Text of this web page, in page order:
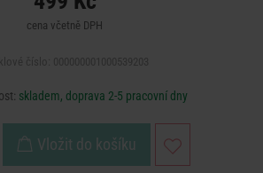
cena včetně DPH
skladem, doprava 2-5 pracovní dny
Vložit do košíku